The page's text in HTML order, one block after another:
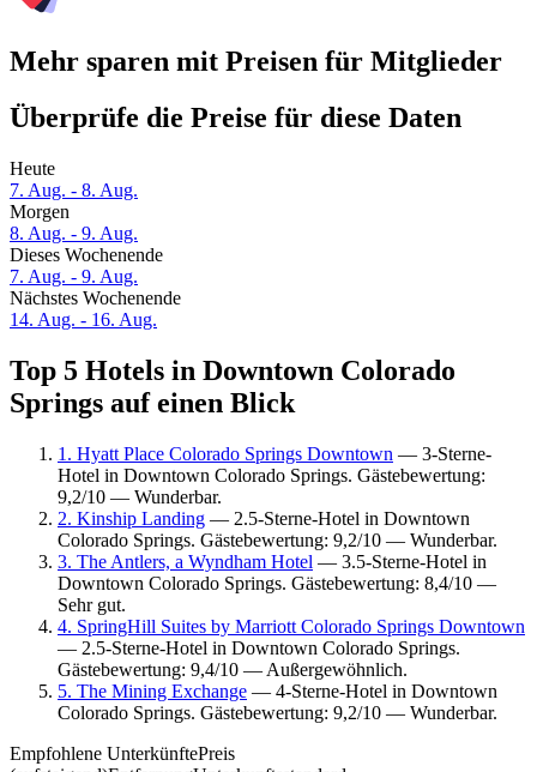
Mehr sparen mit Preisen für Mitglieder
Überprüfe die Preise für diese Daten
Heute
7. Aug. - 8. Aug.
Morgen
8. Aug. - 9. Aug.
Dieses Wochenende
7. Aug. - 9. Aug.
Nächstes Wochenende
14. Aug. - 16. Aug.
Top 5 Hotels in Downtown Colorado
Springs auf einen Blick
1. Hyatt Place Colorado Springs Downtown — 3-Sterne-
Hotel in Downtown Colorado Springs. Gästebewertung:
9,2/10 — Wunderbar.
2. Kinship Landing — 2.5-Sterne-Hotel in Downtown
Colorado Springs. Gästebewertung: 9,2/10 — Wunderbar.
3. The Antlers, a Wyndham Hotel — 3.5-Sterne-Hotel in
Downtown Colorado Springs. Gästebewertung: 8,4/10 —
Sehr gut.
4. SpringHill Suites by Marriott Colorado Springs Downtown
— 2.5-Sterne-Hotel in Downtown Colorado Springs.
Gästebewertung: 9,4/10 — Außergewöhnlich.
5. The Mining Exchange — 4-Sterne-Hotel in Downtown
Colorado Springs. Gästebewertung: 9,2/10 — Wunderbar.
Empfohlene UnterkünftePreis